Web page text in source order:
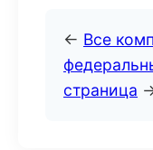
← Все
страница